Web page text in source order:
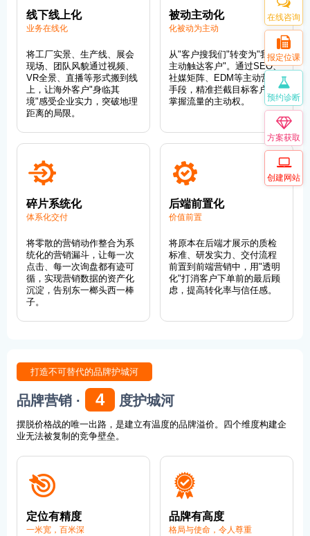
线下线上化
业务在线化
将工厂实景、生产线、展会
现场、团队风貌通过视频、
VR全景、直播等形式搬到线
上，让海外客户"身临其
境"感受企业实力，突破地理
距离的局限。
被动主动化
化被动为主动
从"客户搜我们"转变为"我们
主动触达客户"。通过SEO、
社媒矩阵、EDM等主动营销
手段，精准拦截目标客户，
掌握流量的主动权。
碎片系统化
体系化交付
将零散的营销动作整合为系
统化的营销漏斗，让每一次
点击、每一次询盘都有迹可
循，实现营销数据的资产化
沉淀，告别东一榔头西一棒
子。
后端前置化
价值前置
将原本在后端才展示的质检
标准、研发实力、交付流程
前置到前端营销中，用"透明
化"打消客户下单前的最后顾
虑，提高转化率与信任感。
打造不可替代的品牌护城河
品牌营销 · 4 度护城河
摆脱价格战的唯一出路，是建立有温度的品牌溢价。四个维度构建企
业无法被复制的竞争壁垒。
定位有精度
一米宽，百米深
品牌有高度
格局与使命，令人尊重
在线咨询
报定位课
预约诊断
方案获取
创建网站